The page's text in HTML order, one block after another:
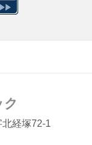
経塚72-1